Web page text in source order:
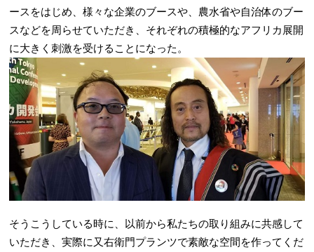
ースをはじめ、様々な企業のブースや、農水省や自治体のブー
スなどを周らせていただき、それぞれの積極的なアフリカ展開
に大きく刺激を受けることになった。
そうこうしている時に、以前から私たちの取り組みに共感して
いただき、実際に又右衛門プランツで素敵な空間を作ってくだ